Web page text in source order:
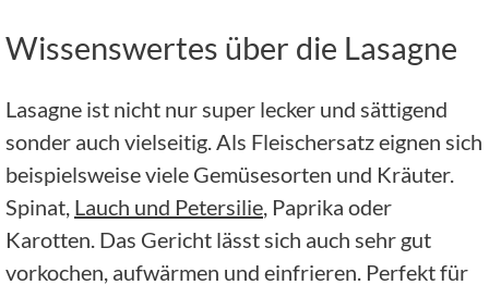
Wissenswertes über die Lasagne
Lasagne ist nicht nur super lecker und sättigend
sonder auch vielseitig. Als Fleischersatz eignen sich
beispielsweise viele Gemüsesorten und Kräuter.
Spinat, Lauch und Petersilie, Paprika oder
Karotten. Das Gericht lässt sich auch sehr gut
vorkochen, aufwärmen und einfrieren. Perfekt für